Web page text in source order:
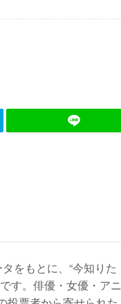
をもとに、“今知りた
す。俳優・女優・アニ